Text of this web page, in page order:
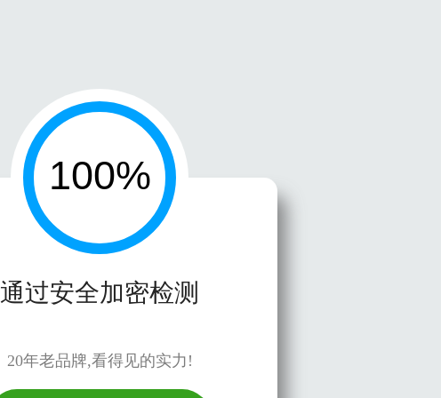
通过安全加密检测
20年老品牌,看得见的实力!